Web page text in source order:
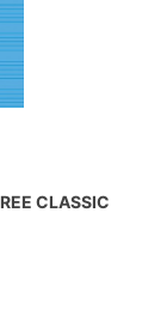
CLASSIC